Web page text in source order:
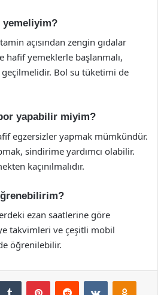
yemeliyim?
açısından zengin gıdalar
hafif yemeklerle başlanmalı,
Bol su tüketimi de
yapabilir miyim?
egzersizler yapmak mümkündür.
sindirime yardımcı olabilir.
kaçınılmalıdır.
ezan saatlerine göre
takvimleri ve çeşitli mobil
öğrenilebilir.
Tumblr PinterestReddit VKontakte